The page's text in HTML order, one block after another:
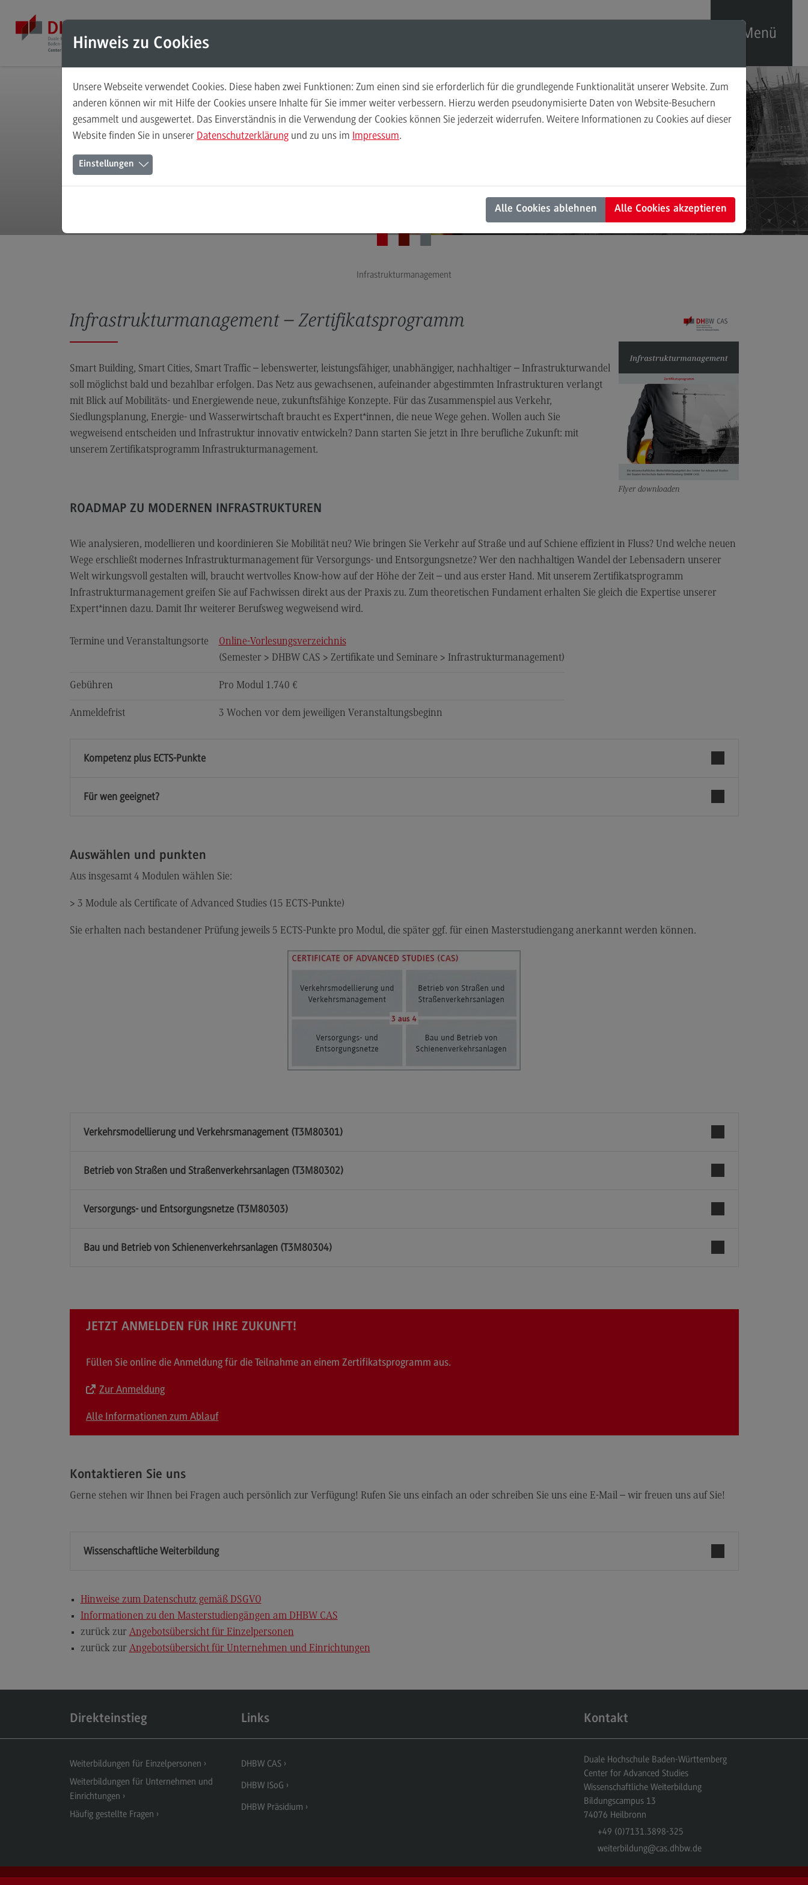
Menü
Weiterbildungsangebote für
Einzelpersonen
Weiterbildungsangebote für
Weiterbildungsarten
Weiterbildungsangebote für
Unternehmen
Weiterbildungsangebote für
Aktuelle Themenschwerpunkte
Future Skills
Einrichtungen
Satzungen
(External link)
DHBW
Wegweisend entscheiden
Infrastrukturmanagement
Flyer downloaden
Infrastrukturmanagement – Zertifikatsprogramm
Smart Building, Smart Cities, Smart Traffic – lebenswerter, leistungsfähiger, unabhängiger, nachhaltiger – Infrastrukturwandel
soll möglichst bald und bezahlbar erfolgen. Das Netz aus gewachsenen, aufeinander abgestimmten Infrastrukturen verlangt
mit Blick auf Mobilitäts- und Energiewende neue, zukunftsfähige Konzepte. Für das Zusammenspiel aus Verkehr,
Siedlungsplanung, Energie- und Wasserwirtschaft braucht es Expert*innen, die neue Wege gehen. Wollen auch Sie
wegweisend entscheiden und Infrastruktur innovativ entwickeln? Dann starten Sie jetzt in Ihre berufliche Zukunft: mit
unserem Zertifikatsprogramm Infrastrukturmanagement.
ROADMAP ZU MODERNEN INFRASTRUKTUREN
Wie analysieren, modellieren und koordinieren Sie Mobilität neu? Wie bringen Sie Verkehr auf Straße und auf Schiene effizient in Fluss? Und welche neuen
Wege erschließt modernes Infrastrukturmanagement für Versorgungs- und Entsorgungsnetze? Wer den nachhaltigen Wandel der Lebensadern unserer
Welt wirkungsvoll gestalten will, braucht wertvolles Know-how auf der Höhe der Zeit – und aus erster Hand. Mit unserem Zertifikatsprogramm
Infrastrukturmanagement greifen Sie auf Fachwissen direkt aus der Praxis zu. Zum theoretischen Fundament erhalten Sie gleich die Expertise unserer
Expert*innen dazu. Damit Ihr weiterer Berufsweg wegweisend wird.
Termine und Veranstaltungsorte
Online-Vorlesungsverzeichnis
(Semester > DHBW CAS > Zertifikate und Seminare > Infrastrukturmanagement)
Gebühren Pro Modul 1.740 €
Anmeldefrist 3 Wochen vor dem jeweiligen Veranstaltungsbeginn
Kompetenz plus ECTS-Punkte
Für wen geeignet?
Auswählen und punkten
Aus insgesamt 4 Modulen wählen Sie:
> 3 Module als Certificate of Advanced Studies (15 ECTS-Punkte)
Sie erhalten nach bestandener Prüfung jeweils 5 ECTS-Punkte pro Modul, die später ggf. für einen Masterstudiengang anerkannt werden können.
Verkehrsmodellierung und Verkehrsmanagement (T3M80301)
Betrieb von Straßen und Straßenverkehrsanlagen (T3M80302)
Versorgungs- und Entsorgungsnetze (T3M80303)
Bau und Betrieb von Schienenverkehrsanlagen (T3M80304)
JETZT ANMELDEN FÜR IHRE ZUKUNFT!
Füllen Sie online die Anmeldung für die Teilnahme an einem Zertifikatsprogramm aus.
Zur Anmeldung
Alle Informationen zum Ablauf
Kontaktieren Sie uns
Gerne stehen wir Ihnen bei Fragen auch persönlich zur Verfügung! Rufen Sie uns einfach an oder schreiben Sie uns eine E-Mail – wir freuen uns auf Sie!
Wissenschaftliche Weiterbildung
Hinweise zum Datenschutz gemäß DSGVO
Informationen zu den Masterstudiengängen am DHBW CAS
zurück zur Angebotsübersicht für Einzelpersonen
zurück zur Angebotsübersicht für Unternehmen und Einrichtungen
Direkteinstieg
Weiterbildungen für Einzelpersonen
Weiterbildungen für Unternehmen und
Einrichtungen
Häufig gestellte Fragen
Links
DHBW CAS
DHBW ISoG
DHBW Präsidium
Kontakt
Duale Hochschule Baden-Württemberg
Center for Advanced Studies
Wissenschaftliche Weiterbildung
Bildungscampus 13
74076 Heilbronn
+49 (0)7131.3898-325
weiterbildung@cas.dhbw.de
Hinweis zu Cookies
Unsere Webseite verwendet Cookies. Diese haben zwei Funktionen: Zum einen sind sie erforderlich für die grundlegende Funktionalität unserer Website. Zum
anderen können wir mit Hilfe der Cookies unsere Inhalte für Sie immer weiter verbessern. Hierzu werden pseudonymisierte Daten von Website-Besuchern
gesammelt und ausgewertet. Das Einverständnis in die Verwendung der Cookies können Sie jederzeit widerrufen. Weitere Informationen zu Cookies auf dieser
Website finden Sie in unserer Datenschutzerklärung und zu uns im Impressum.
Einstellungen
Alle Cookies ablehnen Alle Cookies akzeptieren